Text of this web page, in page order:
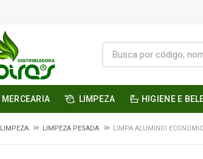
MERCEARIA LIMPEZA HIGIENE E
LIMPEZA LIMPEZA PESADA LIMPA ALUMINIO